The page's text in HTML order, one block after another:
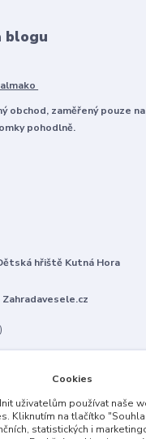
blogu
obchod, zaměřený pouze
pohodlně.
hřiště Kutná Hora
Cookies
uživatelům používat naše
Kliknutím na tlačítko
statistických i